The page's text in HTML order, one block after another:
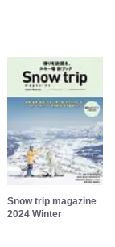
Snow trip magazine
2024 Winter